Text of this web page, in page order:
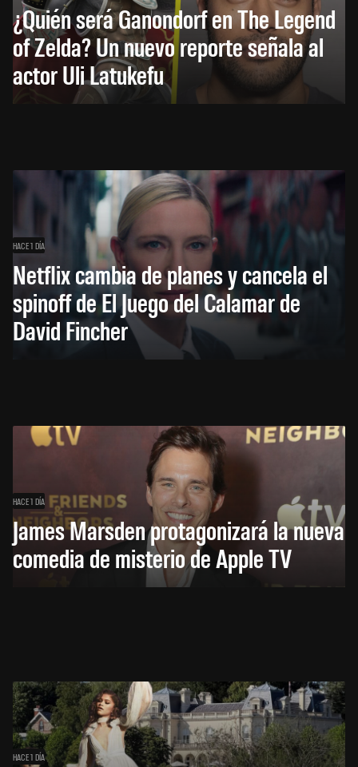
¿Quién será Ganondorf en The Legend
of Zelda? Un nuevo reporte señala al
actor Uli Latukefu
HACE 1 DÍA
Netflix cambia de planes y cancela el
spinoff de El Juego del Calamar de
David Fincher
HACE 1 DÍA
James Marsden protagonizará la nueva
comedia de misterio de Apple TV
HACE 1 DÍA